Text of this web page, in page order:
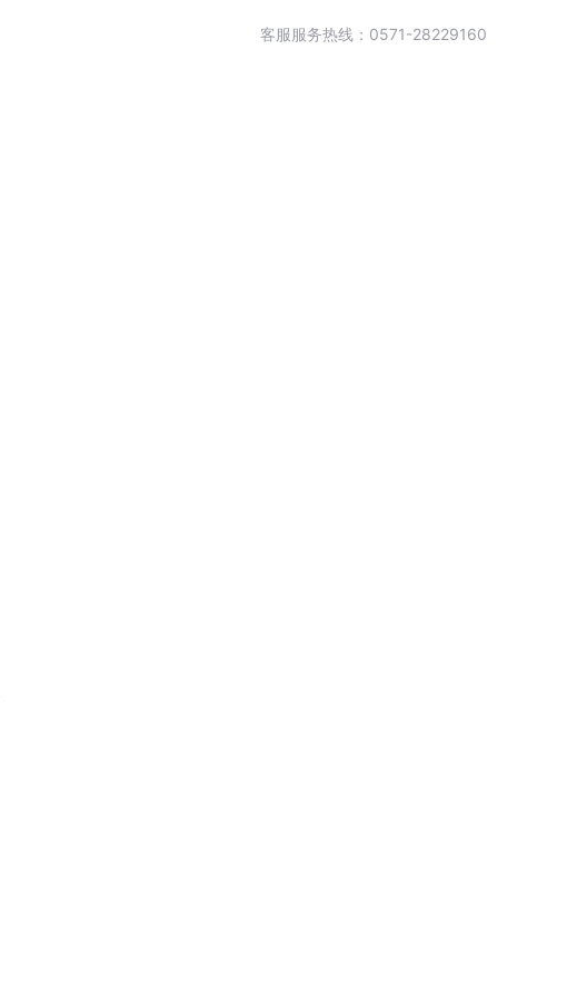
客服服务热线：0571-28229160